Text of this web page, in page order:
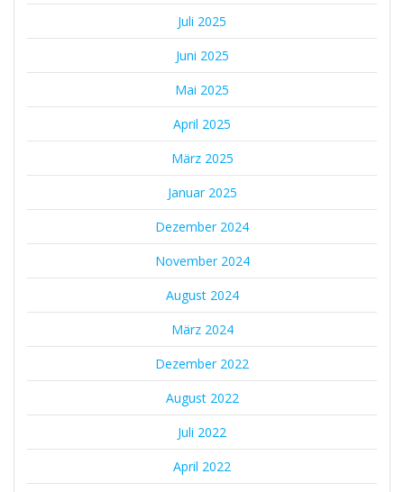
Juli 2025
Juni 2025
Mai 2025
April 2025
März 2025
Januar 2025
Dezember 2024
November 2024
August 2024
März 2024
Dezember 2022
August 2022
Juli 2022
April 2022